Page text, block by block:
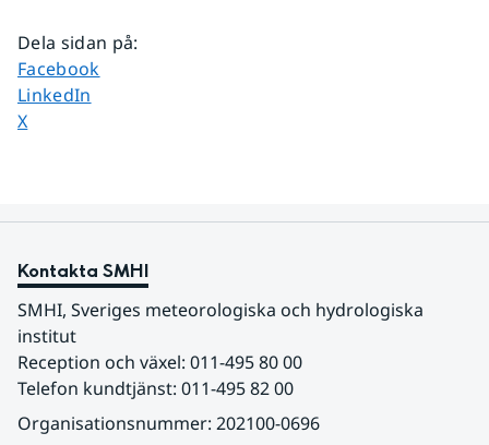
Dela sidan på:
Dela sidan på
Facebook
Dela sidan på
LinkedIn
Dela sidan på
X
Kontakta SMHI
SMHI, Sveriges meteorologiska och hydrologiska
institut
Reception och växel: 011-495 80 00
Telefon kundtjänst: 011-495 82 00
Organisationsnummer: 202100-0696